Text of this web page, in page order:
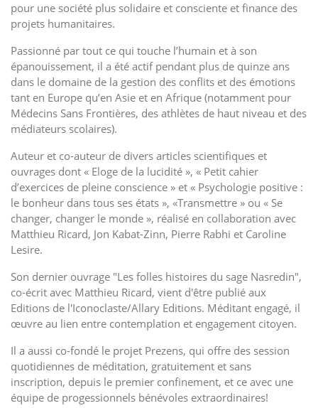
pour une société plus solidaire et consciente et finance des
projets humanitaires.
Passionné par tout ce qui touche l’humain et à son
épanouissement, il a été actif pendant plus de quinze ans
dans le domaine de la gestion des conflits et des émotions
tant en Europe qu’en Asie et en Afrique (notamment pour
Médecins Sans Frontières, des athlètes de haut niveau et des
médiateurs scolaires).
Auteur et co-auteur de divers articles scientifiques et
ouvrages dont « Eloge de la lucidité », « Petit cahier
d’exercices de pleine conscience » et « Psychologie positive :
le bonheur dans tous ses états », «Transmettre » ou « Se
changer, changer le monde », réalisé en collaboration avec
Matthieu Ricard, Jon Kabat-Zinn, Pierre Rabhi et Caroline
Lesire.
Son dernier ouvrage "Les folles histoires du sage Nasredin",
co-écrit avec Matthieu Ricard, vient d'être publié aux
Editions de l'Iconoclaste/Allary Editions. Méditant engagé, il
œuvre au lien entre contemplation et engagement citoyen.
Il a aussi co-fondé le projet Prezens, qui offre des session
quotidiennes de méditation, gratuitement et sans
inscription, depuis le premier confinement, et ce avec une
équipe de progessionnels bénévoles extraordinaires!